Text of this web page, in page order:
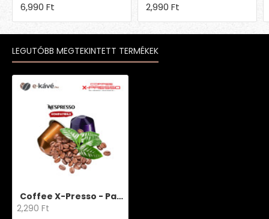
6,990 Ft 2,990 Ft
LEGUTÓBB MEGTEKINTETT TERMÉKEK
Coffee X-Presso - Passion 15 db
2,290 Ft